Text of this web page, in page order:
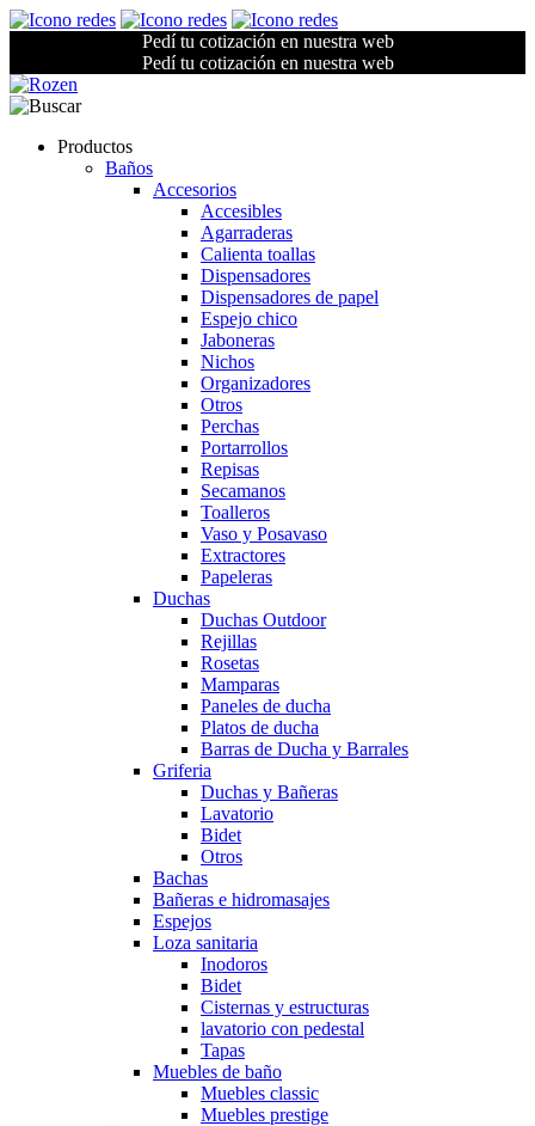
Pedí tu cotización en nuestra web
Pedí tu cotización en nuestra web
Productos
Baños
Accesorios
Accesibles
Agarraderas
Calienta toallas
Dispensadores
Dispensadores de papel
Espejo chico
Jaboneras
Nichos
Organizadores
Otros
Perchas
Portarrollos
Repisas
Secamanos
Toalleros
Vaso y Posavaso
Extractores
Papeleras
Duchas
Duchas Outdoor
Rejillas
Rosetas
Mamparas
Paneles de ducha
Platos de ducha
Barras de Ducha y Barrales
Griferia
Duchas y Bañeras
Lavatorio
Bidet
Otros
Bachas
Bañeras e hidromasajes
Espejos
Loza sanitaria
Inodoros
Bidet
Cisternas y estructuras
lavatorio con pedestal
Tapas
Muebles de baño
Muebles classic
Muebles prestige